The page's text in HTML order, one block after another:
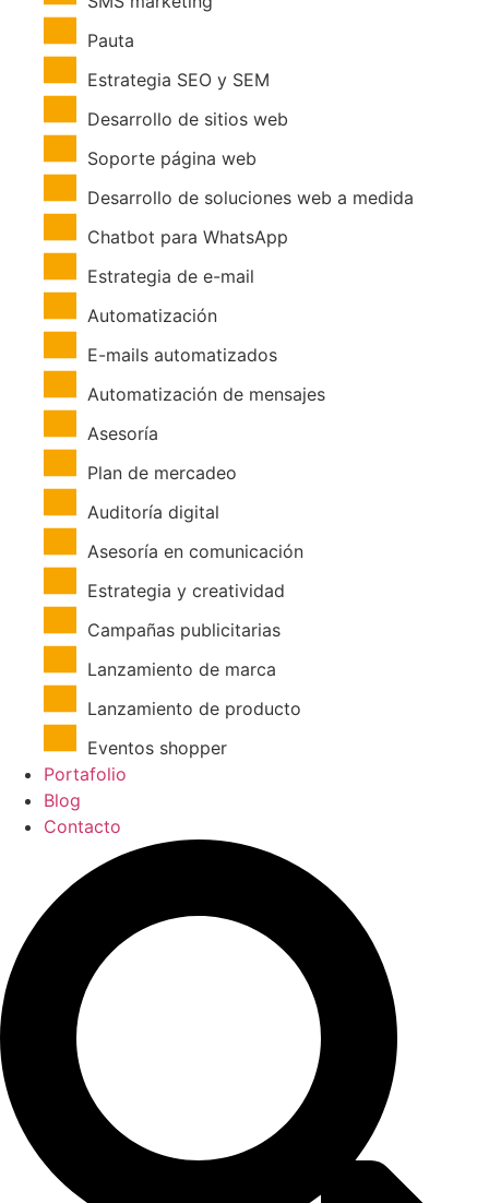
Pauta
Estrategia SEO y SEM
Desarrollo de sitios web
Soporte página web
Desarrollo de soluciones web a medida
Chatbot para WhatsApp
Estrategia de e-mail
Automatización
E-mails automatizados
Automatización de mensajes
Asesoría
Plan de mercadeo
Auditoría digital
Asesoría en comunicación
Estrategia y creatividad
Campañas publicitarias
Lanzamiento de marca
Lanzamiento de producto
Eventos shopper
Portafolio
Blog
Contacto